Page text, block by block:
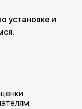
установке и